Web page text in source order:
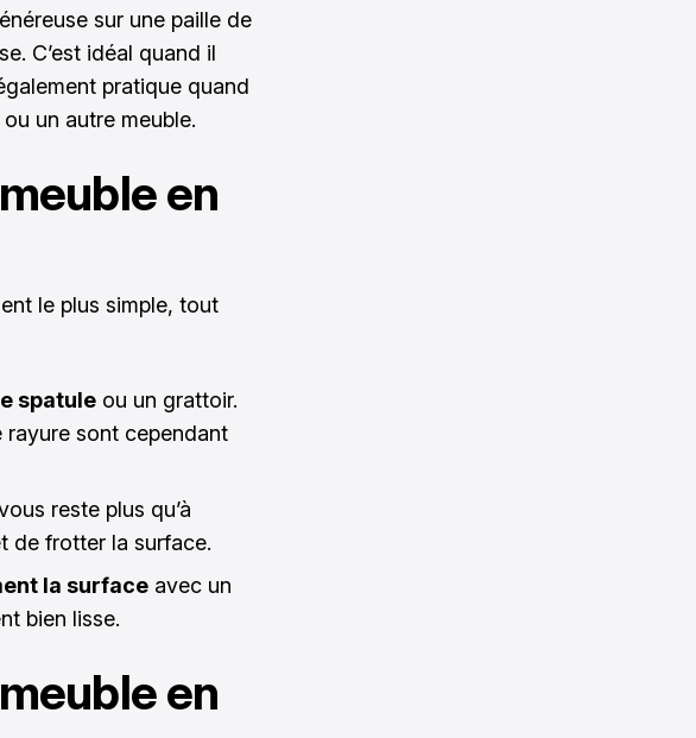
sur une paille de
C’est idéal quand il
pratique quand
un autre meuble.
en
le plus simple, tout
spatule ou un grattoir.
sont cependant
reste plus qu’à
de frotter la surface.
la surface avec un
bien lisse.
en